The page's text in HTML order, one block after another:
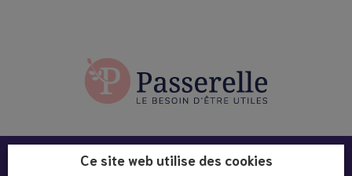
Infos pratiques :
Ce site web utilise des cookies